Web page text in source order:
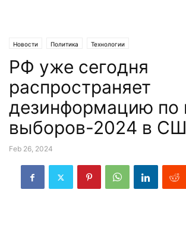
Новости Политика Технологии
РФ уже сегодня
распространяет
дезинформацию по
выборов-2024 в
Feb 26, 2024